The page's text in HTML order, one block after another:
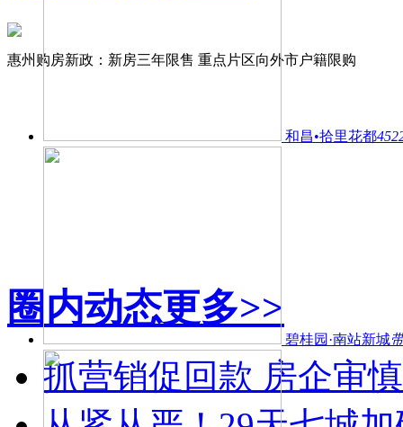
和昌•拾里花都
碧桂园·南站新城
惠州购房新政：新房三年限售 重点片区向外市户籍限购
圈内动态更多>>
抓营销促回款 房企审